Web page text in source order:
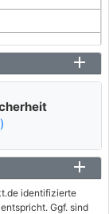
identifizierte
Ggf. sind